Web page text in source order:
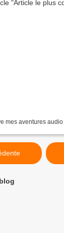
mes aventures